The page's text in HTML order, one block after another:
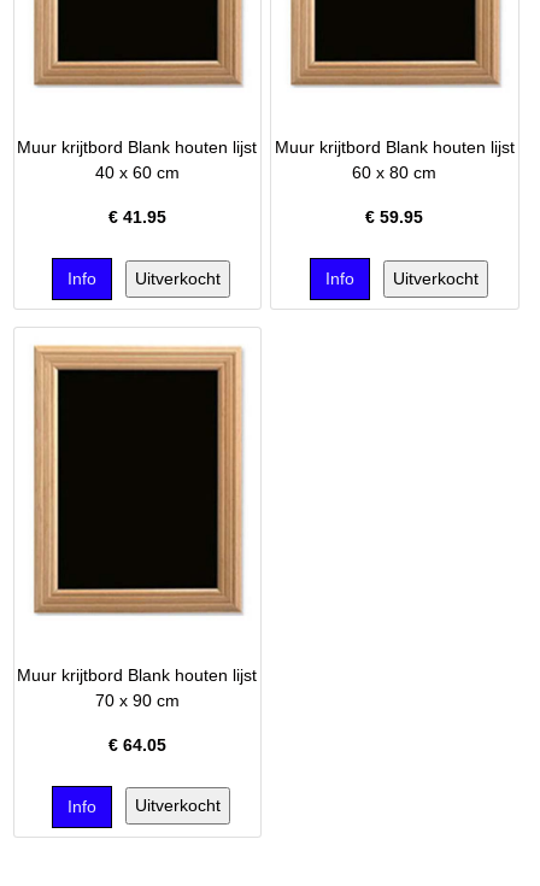
Muur krijtbord Blank houten lijst
40 x 60 cm
€ 41.95
Muur krijtbord Blank houten lijst
60 x 80 cm
€59.95
Muur krijtbord Blank houten lijst
70 x 90 cm
€ 64.05